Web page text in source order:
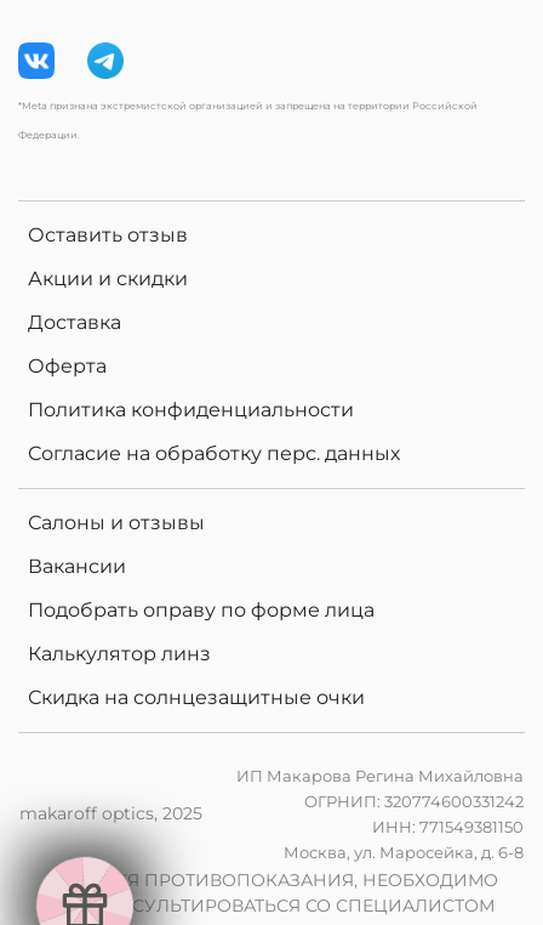
Оставить отзыв
Акции и скидки
Доставка
Оферта
Политика конфиденциальности
Согласие на обработку перс. данных
Салоны и отзывы
Вакансии
Подобрать оправу по форме лица
Калькулятор линз
Скидка на солнцезащитные очки
*Meta признана экстремистской организацией и запрещена на территории Российской
Федерации.
makaroff optics, 2025
ИП Макарова Регина Михайловна
ОГРНИП: 320774600331242
ИНН: 771549381150
Москва, ул. Маросейка, д. 6-8
ИМЕЮТСЯ ПРОТИВОПОКАЗАНИЯ, НЕОБХОДИМО
ПРОКОНСУЛЬТИРОВАТЬСЯ СО СПЕЦИАЛИСТОМ
2
0
%
н
а
к
о
м
п
ь
ю
т
е
р
н
ы
л
и
н
з
ы
п
р
з
а
к
а
з
е
о
ч
к
о